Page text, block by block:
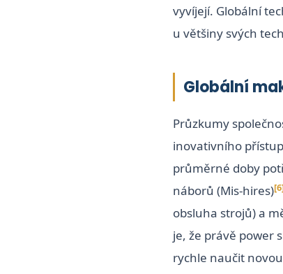
vyvíjejí. Globální
u většiny svých
Globální
Průzkumy
inovativního
průměrné doby
náborů (Mis-hires)
obsluha strojů) a
je, že právě power
rychle naučit